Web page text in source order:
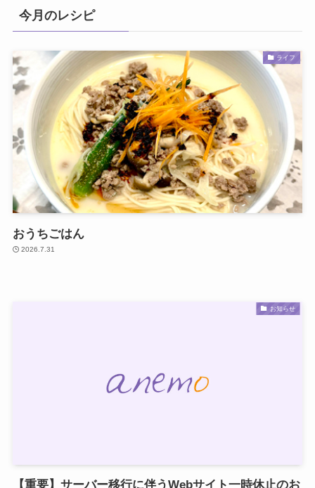
今月のレシピ
ライフ
おうちごはん
2026.7.31
お知らせ
【重要】サーバー移行に伴うWebサイト一時休止のお